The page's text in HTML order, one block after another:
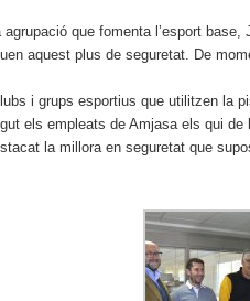
que fomenta l’esport
aquest plus de seguretat. De
i grups esportius que utilitzen la
els empleats de Amjasa els qui de
la millora en seguretat que